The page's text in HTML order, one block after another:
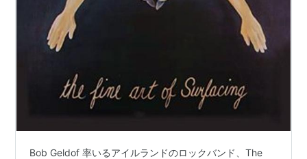
Bob Geldof 率いるアイルランドのロックバンド、The